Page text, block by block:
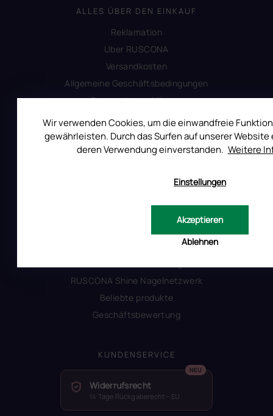
Wir verwenden Cookies, um die einwandfreie
gewährleisten. Durch das Surfen auf unserer Website
deren Verwendung einverstanden. Weitere
Einstellungen
Ablehnen
Akzeptieren
ALLES ÜBER DEN EINKAUF
Reklamation
Uber RUSCONA
Versandkosten
Allgemeine Geschäftsbedingungen
Datenschutzerklärung
Impressum
Produktsicherheit
RUSCONA Shine Nagelnetzwerk
Beliebte produkte
Geschäftsbewertung
KUNDENSERVICE
Widerrufsrecht
14 Tage Rückgaberecht – EU